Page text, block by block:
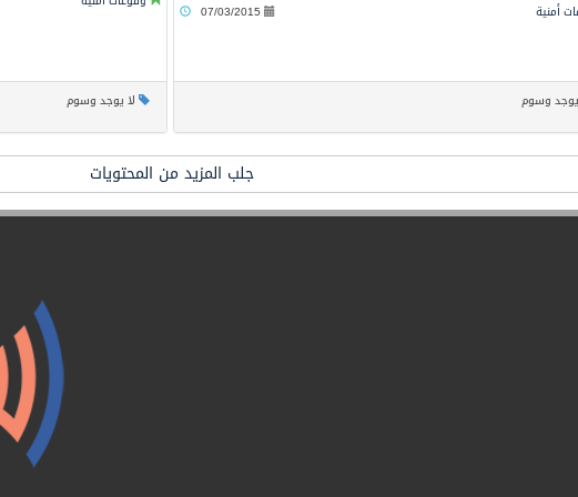
لا يوجد وسوم
أمنية 07/03/2015
يوجد وسوم
جلب المزيد من المحتويات